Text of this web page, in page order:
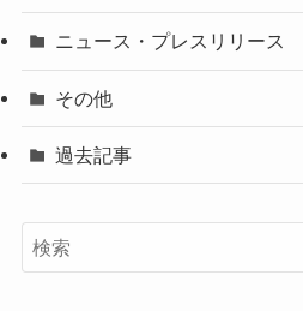
ニュース・プレスリリース
その他
過去記事